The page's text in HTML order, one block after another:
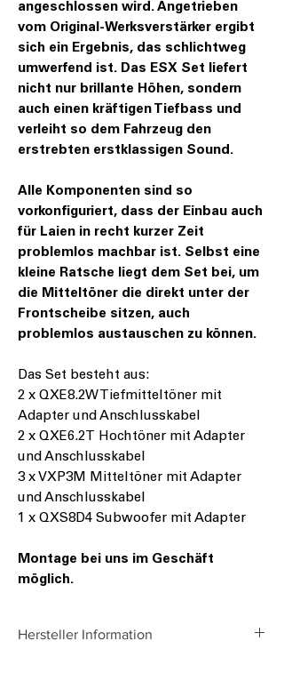
angeschlossen wird. Angetrieben
vom Original-Werksverstärker ergibt
sich ein Ergebnis, das schlichtweg
umwerfend ist. Das ESX Set liefert
nicht nur brillante Höhen, sondern
auch einen kräftigen Tiefbass und
verleiht so dem Fahrzeug den
erstrebten erstklassigen Sound.
Alle Komponenten sind so
vorkonfiguriert, dass der Einbau auch
für Laien in recht kurzer Zeit
problemlos machbar ist. Selbst eine
kleine Ratsche liegt dem Set bei, um
die Mitteltöner die direkt unter der
Frontscheibe sitzen, auch
problemlos austauschen zu können.
Das Set besteht aus:
2 x QXE8.2W Tiefmitteltöner mit
Adapter und Anschlusskabel
2 x QXE6.2T Hochtöner mit Adapter
und Anschlusskabel
3 x VXP3M Mitteltöner mit Adapter
und Anschlusskabel
1 x QXS8D4 Subwoofer mit Adapter
Montage bei uns im Geschäft
möglich.
Hersteller Information